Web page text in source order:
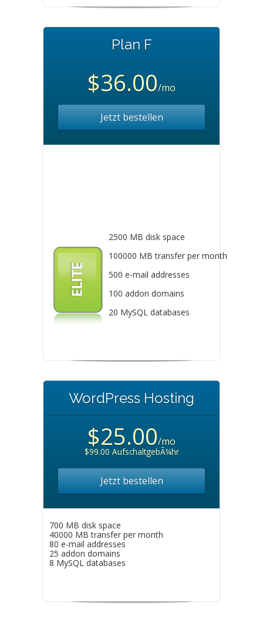
Plan F
$36.00/mo
Jetzt bestellen
2500 MB disk space
100000 MB transfer per month
500 e-mail addresses
100 addon domains
20 MySQL databases
WordPress Hosting
$25.00/mo
$99.00 AufschaltgebÃ¼hr
Jetzt bestellen
700 MB disk space
40000 MB transfer per month
80 e-mail addresses
25 addon domains
8 MySQL databases